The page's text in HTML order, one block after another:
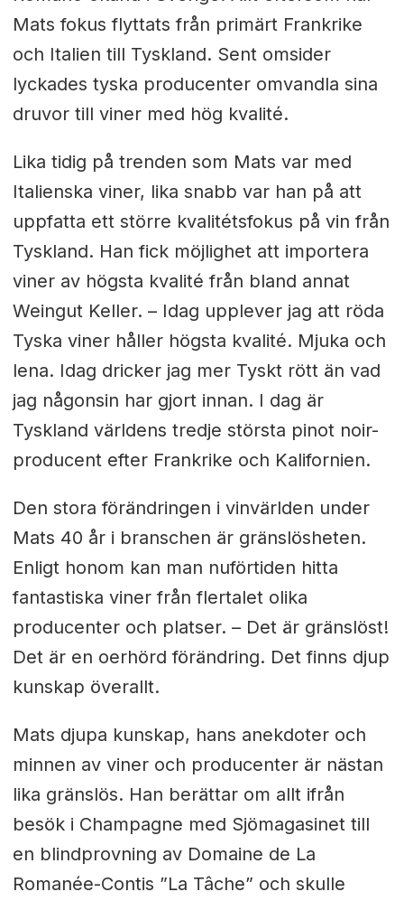
Mats fokus flyttats från primärt Frankrike
och Italien till Tyskland. Sent omsider
lyckades tyska producenter omvandla sina
druvor till viner med hög kvalité.
Lika tidig på trenden som Mats var med
Italienska viner, lika snabb var han på att
uppfatta ett större kvalitétsfokus på vin från
Tyskland. Han fick möjlighet att importera
viner av högsta kvalité från bland annat
Weingut Keller. – Idag upplever jag att röda
Tyska viner håller högsta kvalité. Mjuka och
lena. Idag dricker jag mer Tyskt rött än vad
jag någonsin har gjort innan. I dag är
Tyskland världens tredje största pinot noir-
producent efter Frankrike och Kalifornien.
Den stora förändringen i vinvärlden under
Mats 40 år i branschen är gränslösheten.
Enligt honom kan man nuförtiden hitta
fantastiska viner från flertalet olika
producenter och platser. – Det är gränslöst!
Det är en oerhörd förändring. Det finns djup
kunskap överallt.
Mats djupa kunskap, hans anekdoter och
minnen av viner och producenter är nästan
lika gränslös. Han berättar om allt ifrån
besök i Champagne med Sjömagasinet till
en blindprovning av Domaine de La
Romanée-Contis ”La Tâche” och skulle